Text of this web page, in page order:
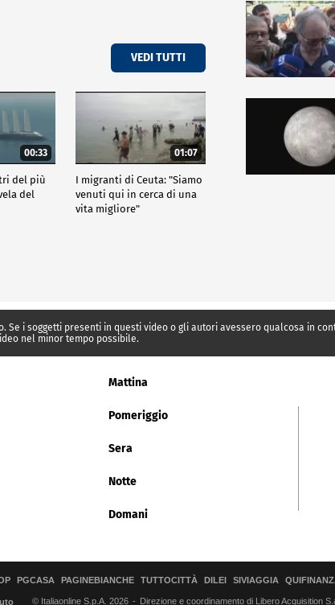
VEDI TUTTI
00:33
del più
del
01:07
I migranti di Ceuta: "Siamo
venuti qui in cerca di una
vita migliore"
i soggetti presenti in questi video o gli autori avessero qualcosa in
nel minor tempo possibile.
Mattina
Pomeriggio
Sera
Notte
Domani
PGCASA PAGINEBIANCHE TUTTOCITTÀ DILEI SIVIAGGIA
© Italiaonline S.p.A. 2026 Direzione e coordinamento di Libero Acquisition S.á